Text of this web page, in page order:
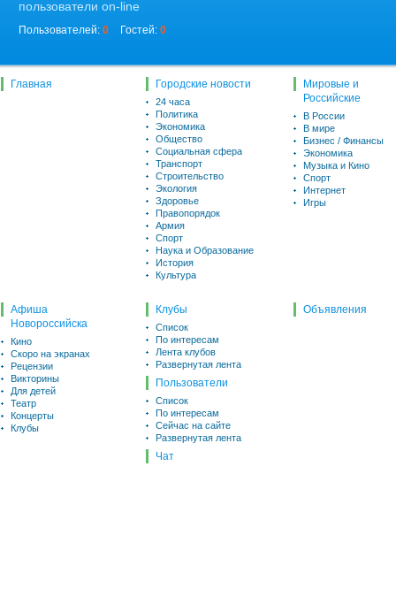
пользователи on-line
Пользователей: 0 Гостей: 0
Главная Городские новости
24 часа
Политика
Экономика
Общество
Социальная сфера
Транспорт
Строительство
Экология
Здоровье
Правопорядок
Армия
Спорт
Наука и Образование
История
Культура
Мировые и
Российские
В России
В мире
Бизнес / Финансы
Экономика
Музыка и Кино
Спорт
Интернет
Игры
Афиша
Новороссийска
Кино
Скоро на экранах
Рецензии
Викторины
Для детей
Театр
Концерты
Клубы
Клубы
Список
По интересам
Лента клубов
Развернутая лента
Пользователи
Список
По интересам
Сейчас на сайте
Развернутая лента
Чат
Объявления